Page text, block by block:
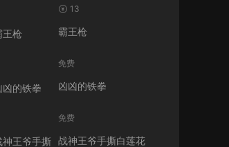
13
霸王枪
免费
凶凶的铁拳
免费
战神王爷手撕白莲花